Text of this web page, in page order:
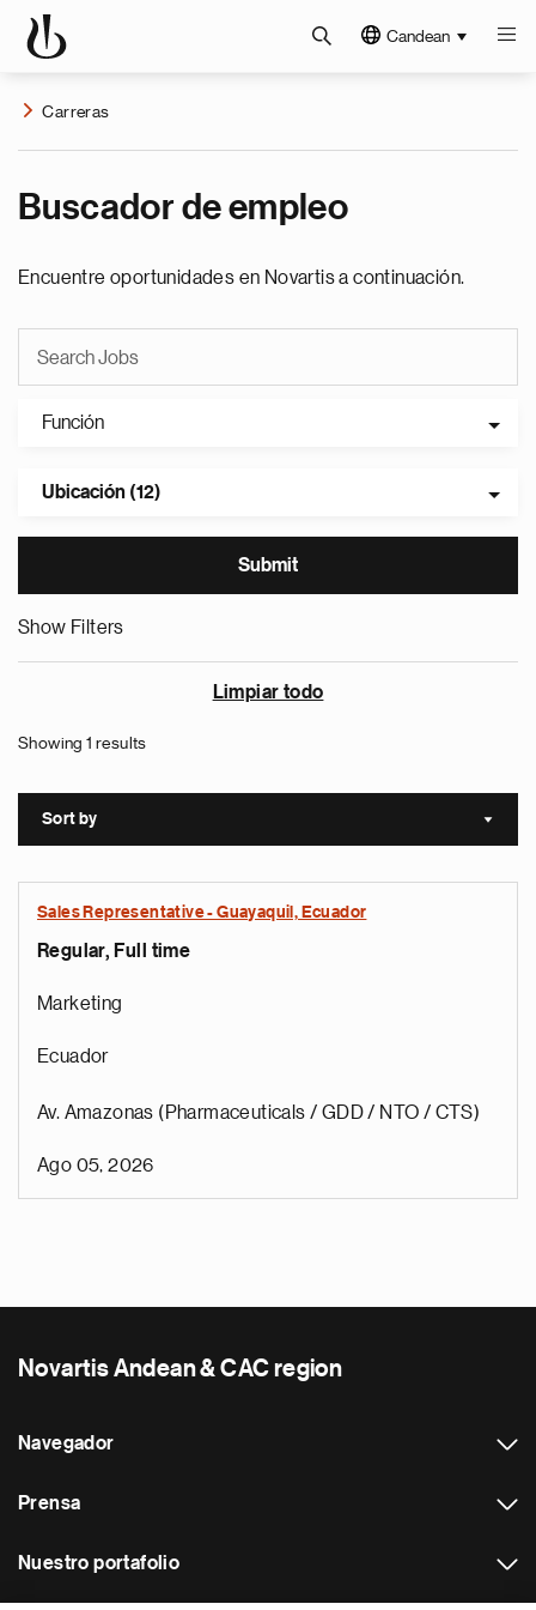
Candean
Carreras
Buscador de empleo
Encuentre oportunidades en Novartis a continuación.
Función
Ubicación (12)
Show Filters
Limpiar todo
Showing 1 results
Sort by Sort
Sales Representative - Guayaquil, Ecuador
Regular, Full time
Marketing
Ecuador
Av. Amazonas (Pharmaceuticals / GDD / NTO / CTS)
Ago 05, 2026
Novartis Andean & CAC region
Navegador
Prensa
Nuestro portafolio